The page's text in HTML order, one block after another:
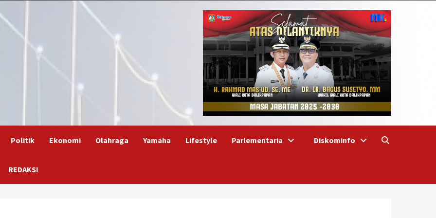
Politik Ekonomi Olahraga Yamaha Lifestyle Parlementaria Diskominfo
REDAKSI